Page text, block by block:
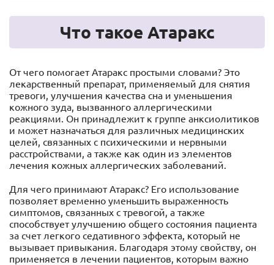
Что такое Атаракс
От чего помогает Атаракс простыми словами? Это
лекарственный препарат, применяемый для снятия
тревоги, улучшения качества сна и уменьшения
кожного зуда, вызванного аллергическими
реакциями. Он принадлежит к группе анксиолитиков
и может назначаться для различных медицинских
целей, связанных с психическими и нервными
расстройствами, а также как один из элементов
лечения кожных аллергических заболеваний.
Для чего принимают Атаракс? Его использование
позволяет временно уменьшить выраженность
симптомов, связанных с тревогой, а также
способствует улучшению общего состояния пациента
за счет легкого седативного эффекта, который не
вызывает привыкания. Благодаря этому свойству, он
применяется в лечении пациентов, которым важно